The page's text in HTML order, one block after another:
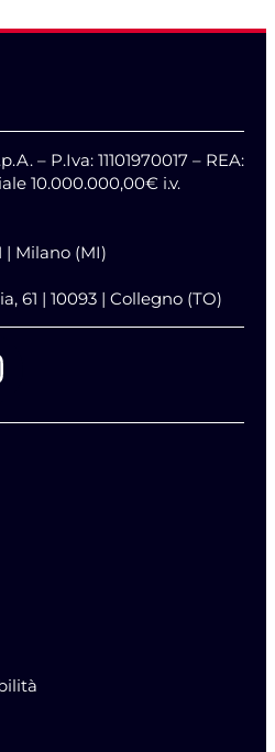
– P.Iva: 11101970017 – REA:
10.000.000,00€ i.v.
| Milano (MI)
61 | 10093 | Collegno (TO)